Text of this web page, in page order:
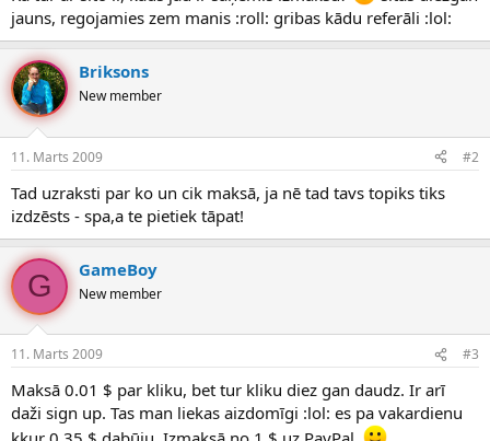
ā
c
ē
j
s
jauns, regojamies zem manis :roll: gribas kādu referāli :lol:
Briksons
New member
11. Marts 2009 #2
Tad uzraksti par ko un cik maksā, ja nē tad tavs topiks tiks
izdzēsts - spa,a te pietiek tāpat!
G GameBoy
New member
11. Marts 2009 #3
Maksā 0.01 $ par kliku, bet tur kliku diez gan daudz. Ir arī
daži sign up. Tas man liekas aizdomīgi :lol: es pa vakardienu